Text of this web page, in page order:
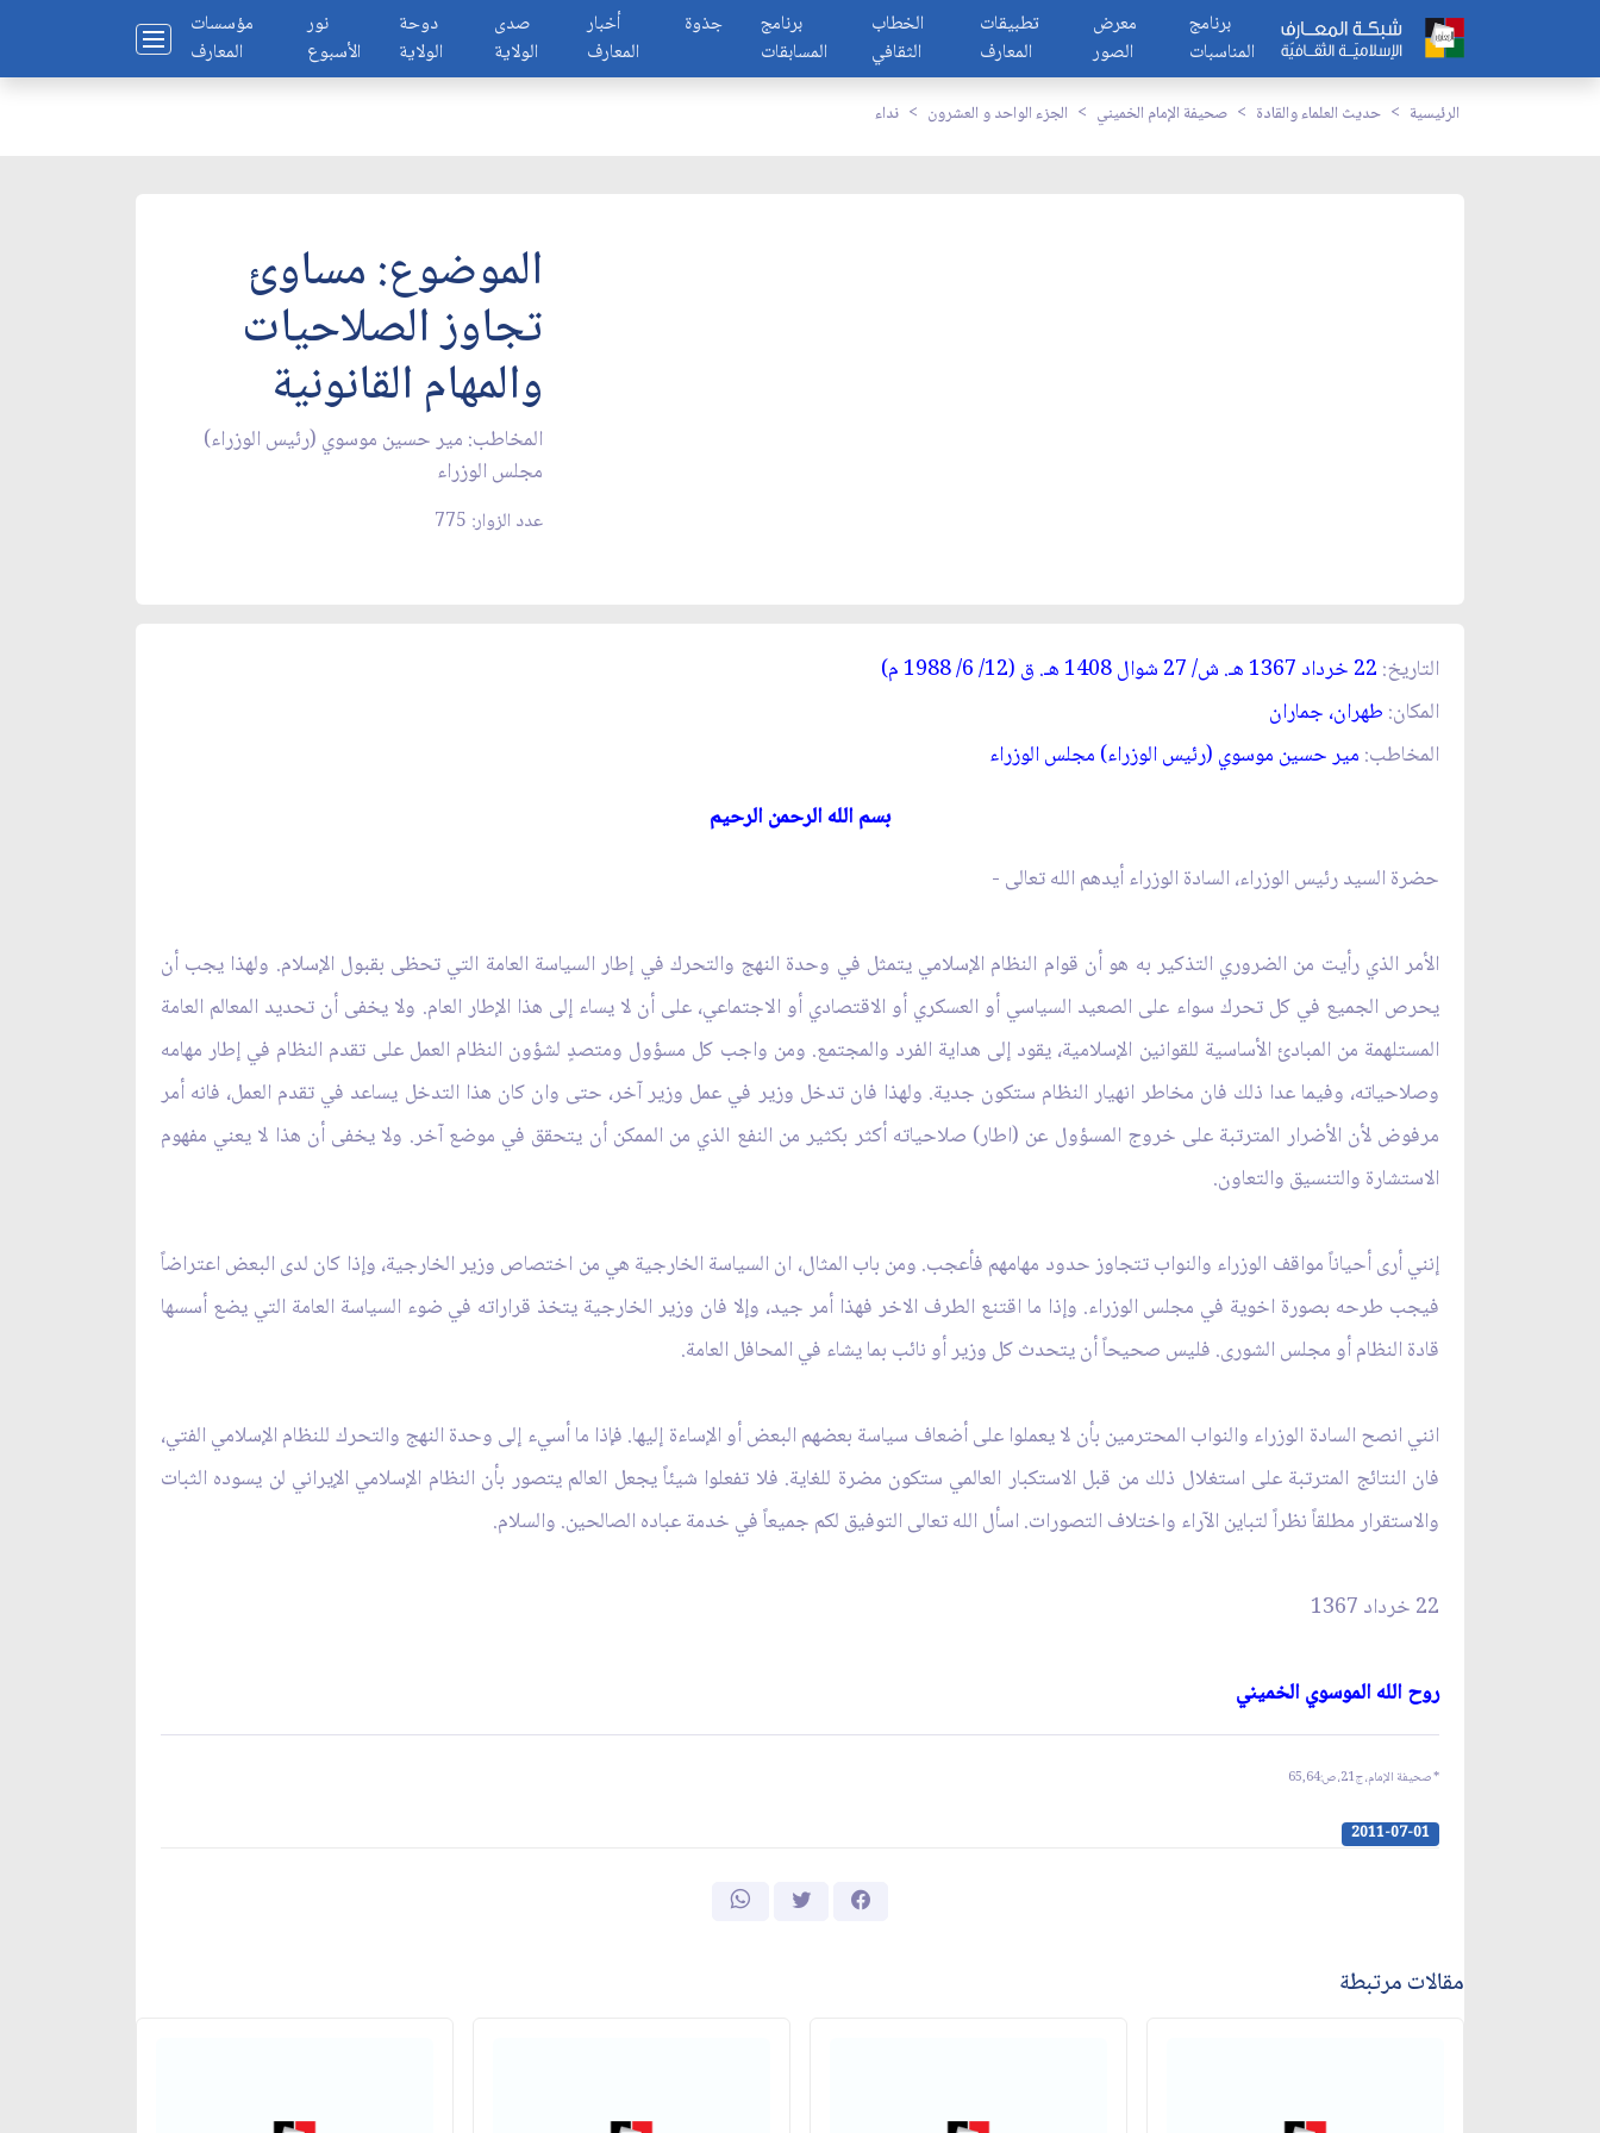
مؤسسات
المعارف
نور
الأسبوع
دوحة
الولاية
صدى
الولاية
أخبار
المعارف
جذوة
برنامج
المسابقات
الخطاب
الثقافي
تطبيقات
المعارف
معرض
الصور
برنامج
المناسبات
الرئيسية حديث العلماء والقادة صحيفة الإمام الخميني الجزء الواحد و العشرون نداء
الموضوع: مساوئ
تجاوز الصلاحيات
والمهام القانونية
المخاطب: مير حسين موسوي (رئيس الوزراء)
مجلس الوزراء
عدد الزوار: 775
التاريخ: 22 خرداد 1367 ه ـ. ش/ 27 شوال 1408 ه ـ. ق (12/ 6/ 1988 م)
المكان: طهران، جماران‏
المخاطب: مير حسين موسوي (رئيس الوزراء) مجلس الوزراء
بسم الله الرحمن الرحيم
حضرة السيد رئيس الوزراء، السادة الوزراء أيدهم الله تعالى -
الأمر الذي رأيت من الضروري التذكير به هو أن قوام النظام الإسلامي يتمثل في وحدة النهج والتحرك في إطار السياسة العامة التي تحظى بقبول الإسلام. ولهذا يجب أن
يحرص الجميع في كل تحرك سواء على الصعيد السياسي أو العسكري أو الاقتصادي أو الاجتماعي، على أن لا يساء إلى هذا الإطار العام. ولا يخفى أن تحديد المعالم العامة
المستلهمة من المبادئ الأساسية للقوانين الإسلامية، يقود إلى هداية الفرد والمجتمع. ومن واجب كل مسؤول ومتصدٍ لشؤون النظام العمل على تقدم النظام في إطار مهامه
وصلاحياته، وفيما عدا ذلك فان مخاطر انهيار النظام ستكون جدية. ولهذا فان تدخل وزير في عمل وزير آخر، حتى وان كان هذا التدخل يساعد في تقدم العمل، فانه أمر
مرفوض لأن الأضرار المترتبة على خروج المسؤول عن (اطار) صلاحياته أكثر بكثير من النفع الذي من الممكن أن يتحقق في موضع آخر. ولا يخفى أن هذا لا يعني مفهوم
الاستشارة والتنسيق والتعاون.
إنني أرى أحياناً مواقف الوزراء والنواب تتجاوز حدود مهامهم فأعجب. ومن باب المثال، ان السياسة الخارجية هي من اختصاص وزير الخارجية، وإذا كان لدى البعض اعتراضاً
فيجب طرحه بصورة اخوية في مجلس الوزراء. وإذا ما اقتنع الطرف الاخر فهذا أمر جيد، وإلا فان وزير الخارجية يتخذ قراراته في ضوء السياسة العامة التي يضع أسسها
قادة النظام أو مجلس الشورى. فليس صحيحاً أن يتحدث كل وزير أو نائب بما يشاء في المحافل العامة.
انني انصح السادة الوزراء والنواب المحترمين بأن لا يعملوا على أضعاف سياسة بعضهم البعض أو الإساءة إليها. فإذا ما أسي‏ء إلى وحدة النهج والتحرك للنظام الإسلامي الفتي،
فان النتائج المترتبة على استغلال ذلك من قبل الاستكبار العالمي ستكون مضرة للغاية. فلا تفعلوا شيئاً يجعل العالم يتصور بأن النظام الإسلامي الإيراني لن يسوده الثبات
والاستقرار مطلقاً نظراً لتباين الآراء واختلاف التصورات. اسأل الله تعالى التوفيق لكم جميعاً في خدمة عباده الصالحين. والسلام.
22 خرداد 1367
روح الله الموسوي الخميني‏
* صحيفة الإمام، ج21، ص: 65,64
2011-07-01
مقالات مرتبطة